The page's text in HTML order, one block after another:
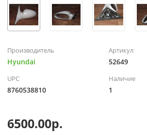
Производитель
Hyundai
Артикул
52649
UPC
8760538810
Наличие
1
6500.00р.